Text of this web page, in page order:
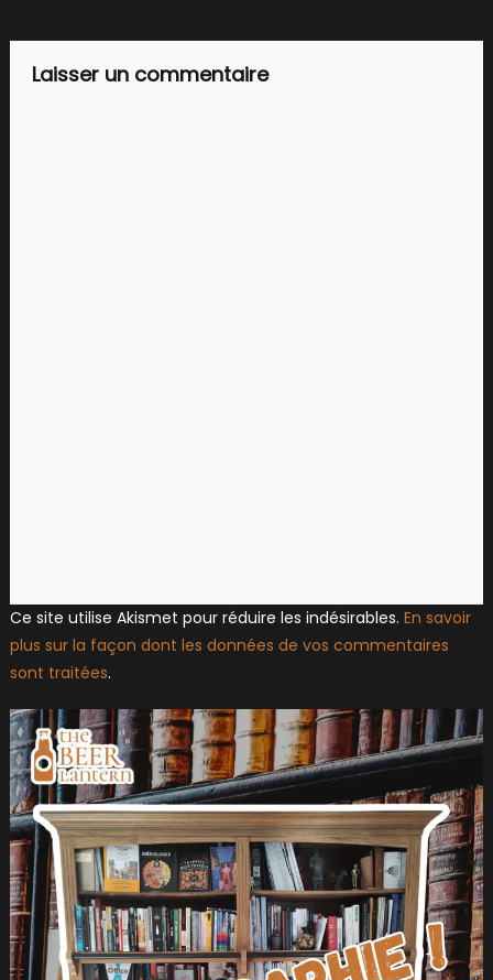
l’article
Laisser un commentaire
Ce site utilise Akismet pour réduire les indésirables. En savoir
plus sur la façon dont les données de vos commentaires
sont traitées.